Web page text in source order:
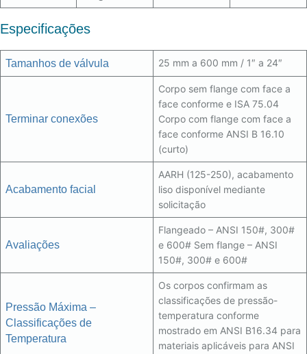
Especificações
Tamanhos de válvula 25 mm a 600 mm / 1″ a 24″
Terminar conexões
Corpo sem flange com face a
face conforme e ISA 75.04
Corpo com flange com face a
face conforme ANSI B 16.10
(curto)
Acabamento facial
AARH (125-250), acabamento
liso disponível mediante
solicitação
Avaliações
Flangeado – ANSI 150#, 300#
e 600# Sem flange – ANSI
150#, 300# e 600#
Pressão Máxima –
Classificações de
Temperatura
Os corpos confirmam as
classificações de pressão-
temperatura conforme
mostrado em ANSI B16.34 para
materiais aplicáveis ​​para ANSI